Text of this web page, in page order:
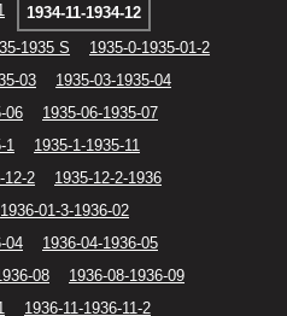
1934-11-1934-12
1935 S
1935-0-1935-01-2
03
1935-03-1935-04
06
1935-06-1935-07
1
1935-1-1935-11
12-2
1935-12-2-1936
1936-01-3-1936-02
04
1936-04-1936-05
08
1936-08-1936-09
1936-11-1936-11-2